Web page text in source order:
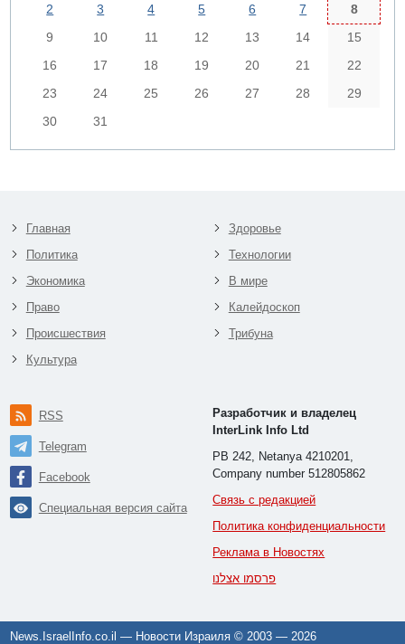
2
3 4 5 6 7
8
9
10 11 12 13 14
15
16
17 18 19 20 21
22
23
24 25 26 27 28
29
30
31
Главная
Политика
Экономика
Право
Происшествия
Культура
Здоровье
Технологии
В мире
Калейдоскоп
Трибуна
RSS
Telegram
Facebook
Специальная версия сайта
Разработчик и владелец
InterLink Info Ltd
PB 242, Netanya 4210201,
Company number 512805862
Связь с редакцией
Политика конфиденциальности
Реклама в Новостях
פרסמו אצלנו
News.IsraelInfo.co.il — Новости Израиля © 2003 —2026